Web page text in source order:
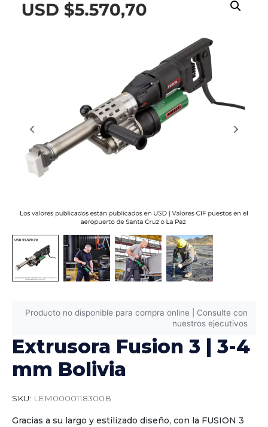
Producto no disponible para compra online | Consulte con
nuestros ejecutivos
Extrusora Fusion 3 | 3-4
mm Bolivia
SKU: LEM0000118300B
Gracias a su largo y estilizado diseño, con la FUSION 3